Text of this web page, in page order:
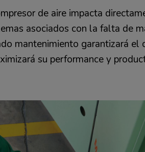
de aire impacta
asociados con la falta de
mantenimiento garantizará el
su performance y